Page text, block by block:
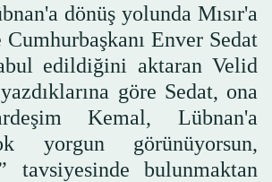
dönüş yolunda Mısır'a
Cumhurbaşkanı Enver Sedat
edildiğini aktaran Velid
göre Sedat, ona
Kemal, Lübnan'a
yorgun görünüyorsun,
tavsiyesinde bulunmaktan